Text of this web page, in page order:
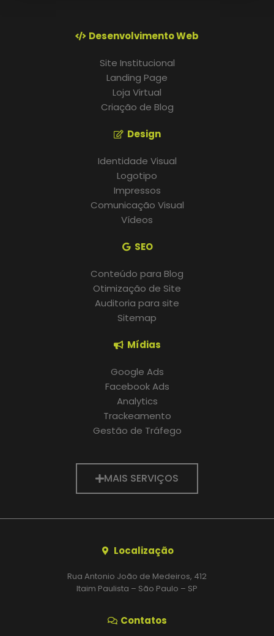
Desenvolvimento Web
Site Institucional
Landing Page
Loja Virtual
Criação de Blog
Design
Identidade Visual
Logotipo
Impressos
Comunicação Visual
Vídeos
SEO
Conteúdo para Blog
Otimização de Site
Auditoria para site
Sitemap
Mídias
Google Ads
Facebook Ads
Analytics
Trackeamento
Gestão de Tráfego
MAIS SERVIÇOS
Localização
Rua Antonio João de Medeiros, 412
Itaim Paulista – São Paulo – SP
Contatos